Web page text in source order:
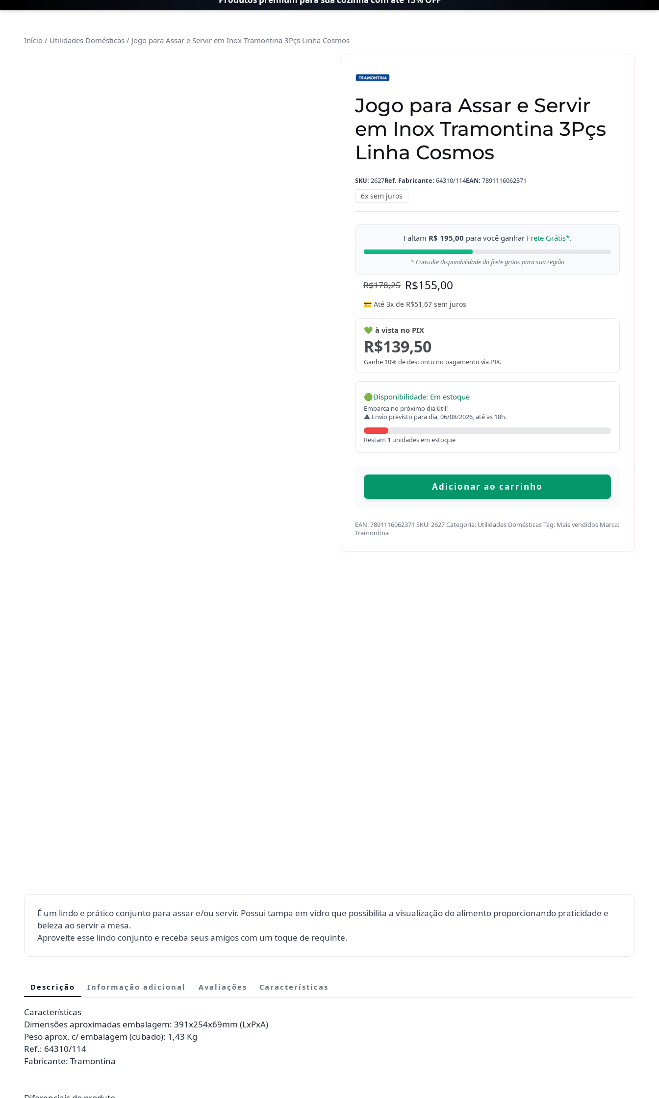
Início / Utilidades Domésticas / Jogo para Assar e Servir em Inox Tramontina 3Pçs Linha Cosmos
Jogo para Assar e Servir
em Inox Tramontina 3Pçs
Linha Cosmos
SKU: 2627Ref. Fabricante: 64310/114EAN: 7891116062371
6x sem juros
Faltam R$ 195,00 para você ganhar Frete Grátis*.
* Consulte disponibilidade do frete grátis para sua região
R$178,25 R$155,00
💳 Até 3x de R$51,67 sem juros
💚 à vista no PIX
R$139,50
Ganhe 10% de desconto no pagamento via PIX.
🟢Disponibilidade: Em estoque
Embarca no próximo dia útil!
⚠ Envio previsto para dia, 06/08/2026, até as 18h.
Restam 1 unidades em estoque
para
Assar
Servir
Inox
Tramontina
3Pçs
Cosmos
quantidade
Adicionar ao carrinho
EAN:7891116062371 SKU: 2627Categoria: Utilidades DomésticasTag: Mais vendidos Marca:
Tramontina
É um lindo e prático conjunto para assar e/ou servir. Possui tampa em vidro que possibilita a visualização do alimento proporcionando praticidade e
beleza ao servir a mesa.
Aproveite esse lindo conjunto e receba seus amigos com um toque de requinte.
Descrição Informação adicional Avaliações Características
Características
Dimensões aproximadas embalagem: 391x254x69mm (LxPxA)
Peso aprox. c/ embalagem (cubado): 1,43 Kg
Ref.: 64310/114
Fabricante: Tramontina